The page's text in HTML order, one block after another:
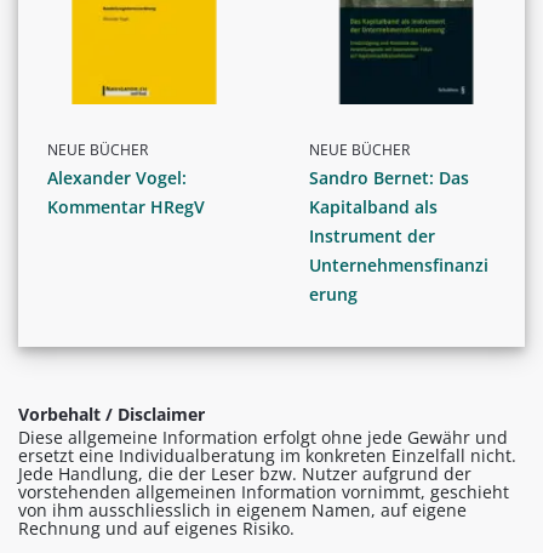
NEUE BÜCHER
Alexander Vogel:
Kommentar HRegV
NEUE BÜCHER
Sandro Bernet: Das
Kapitalband als
Instrument der
Unternehmensfinanzi
erung
Vorbehalt / Disclaimer
Diese allgemeine Information erfolgt ohne jede Gewähr und
ersetzt eine Individualberatung im konkreten Einzelfall nicht.
Jede Handlung, die der Leser bzw. Nutzer aufgrund der
vorstehenden allgemeinen Information vornimmt, geschieht
von ihm ausschliesslich in eigenem Namen, auf eigene
Rechnung und auf eigenes Risiko.